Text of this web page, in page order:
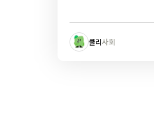
쿨리사회